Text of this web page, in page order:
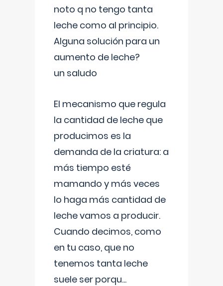
noto q no tengo tanta
leche como al principio.
Alguna solución para un
aumento de leche?
un saludo
El mecanismo que regula
la cantidad de leche que
producimos es la
demanda de la criatura: a
más tiempo esté
mamando y más veces
lo haga más cantidad de
leche vamos a producir.
Cuando decimos, como
en tu caso, que no
tenemos tanta leche
suele ser porqu...